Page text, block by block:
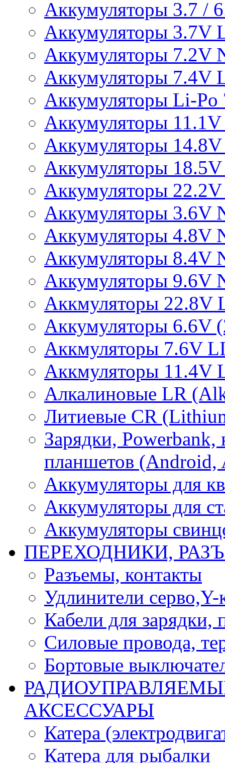
Аккумуляторы 3.7 /
Аккумуляторы 3.7V
Аккумуляторы 7.2V
Аккумуляторы 7.4V
Аккумуляторы Li-Po
Аккумуляторы
Аккумуляторы
Аккумуляторы
Аккумуляторы
Аккумуляторы 3.6V
Аккумуляторы 4.8V
Аккумуляторы 8.4V
Аккумуляторы 9.6V
Аккмуляторы 22.8V
Аккумуляторы 6.6V
Аккмуляторы 7.6V
Аккмуляторы 11.4V
Алкалиновые LR
Литиевые CR
Зарядки, Powerbank,
планшетов (Android,
Аккумуляторы для
Аккумуляторы для
Аккумуляторы
ПЕРЕХОДНИКИ,
Разъемы, контакты
Удлинители серво,Y-
Кабели для зарядки,
Силовые провода,
Бортовые
АКСЕССУАРЫ
Катера
Катера для рыбалки